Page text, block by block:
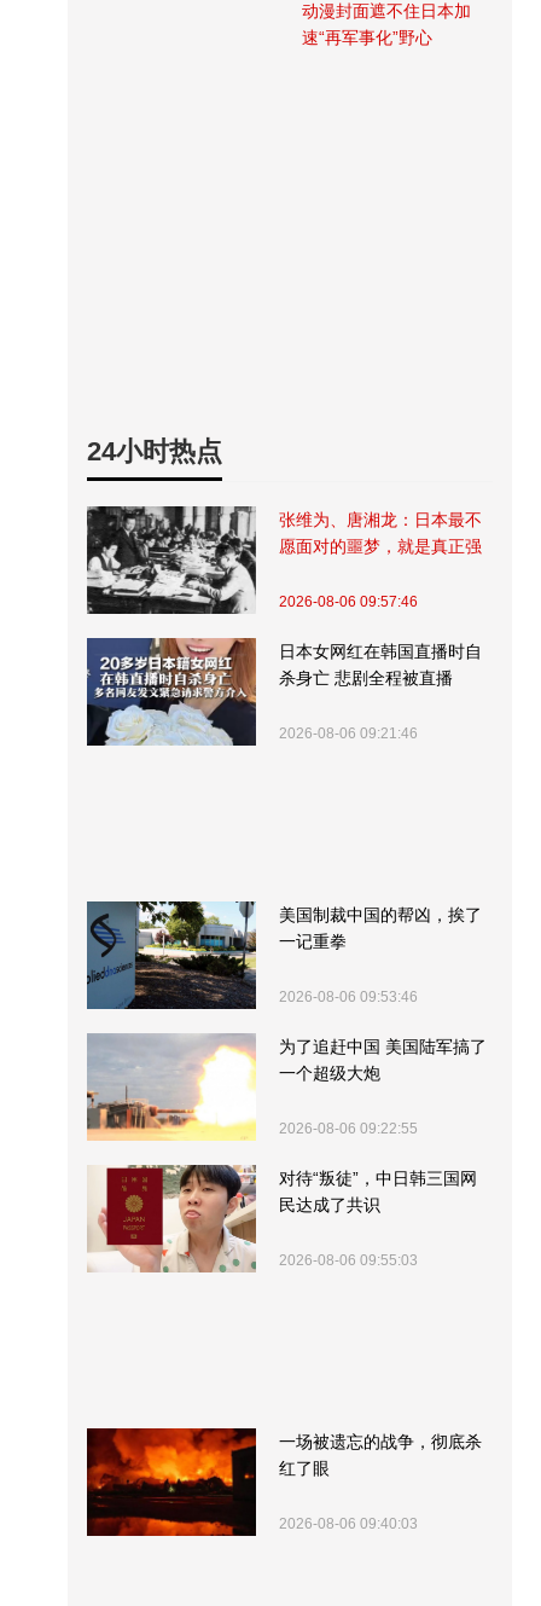
动漫封面遮不住日本加
速“再军事化”野心
24小时热点
张维为、唐湘龙：日本最不
愿面对的噩梦，就是真正强
2026-08-06 09:57:46
日本女网红在韩国直播时自
杀身亡 悲剧全程被直播
2026-08-06 09:21:46
美国制裁中国的帮凶，挨了
一记重拳
2026-08-06 09:53:46
为了追赶中国 美国陆军搞了
一个超级大炮
2026-08-06 09:22:55
对待“叛徒”，中日韩三国网
民达成了共识
2026-08-06 09:55:03
一场被遗忘的战争，彻底杀
红了眼
2026-08-06 09:40:03